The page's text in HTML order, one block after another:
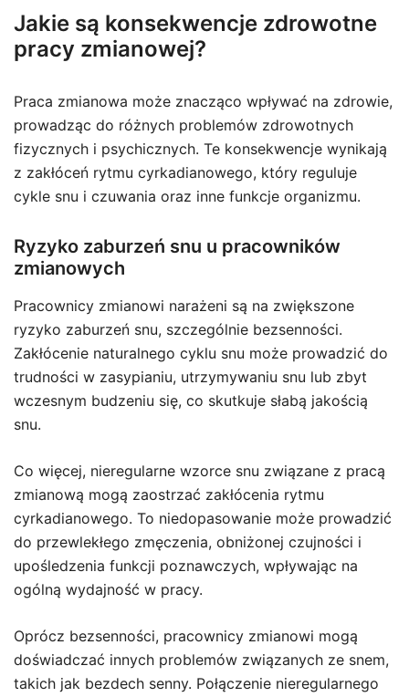
Jakie są konsekwencje zdrowotne
pracy zmianowej?
Praca zmianowa może znacząco wpływać na zdrowie,
prowadząc do różnych problemów zdrowotnych
fizycznych i psychicznych. Te konsekwencje wynikają
z zakłóceń rytmu cyrkadianowego, który reguluje
cykle snu i czuwania oraz inne funkcje organizmu.
Ryzyko zaburzeń snu u pracowników
zmianowych
Pracownicy zmianowi narażeni są na zwiększone
ryzyko zaburzeń snu, szczególnie bezsenności.
Zakłócenie naturalnego cyklu snu może prowadzić do
trudności w zasypianiu, utrzymywaniu snu lub zbyt
wczesnym budzeniu się, co skutkuje słabą jakością
snu.
Co więcej, nieregularne wzorce snu związane z pracą
zmianową mogą zaostrzać zakłócenia rytmu
cyrkadianowego. To niedopasowanie może prowadzić
do przewlekłego zmęczenia, obniżonej czujności i
upośledzenia funkcji poznawczych, wpływając na
ogólną wydajność w pracy.
Oprócz bezsenności, pracownicy zmianowi mogą
doświadczać innych problemów związanych ze snem,
takich jak bezdech senny. Połączenie nieregularnego